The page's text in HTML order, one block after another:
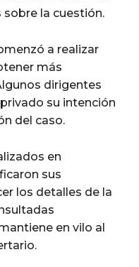
sobre la cuestión.
a realizar
más
dirigentes
su intención
del caso.
en
sus
los detalles de la
en vilo al